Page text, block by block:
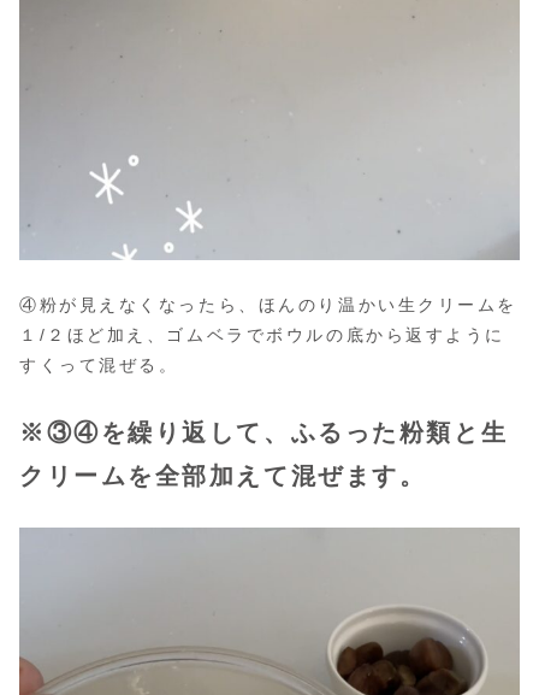
④粉が見えなくなったら、ほんのり温かい生クリームを
１/２ほど加え、ゴムベラでボウルの底から返すように
すくって混ぜる。
※③④を繰り返して、ふるった粉類と生
クリームを全部加えて混ぜます。